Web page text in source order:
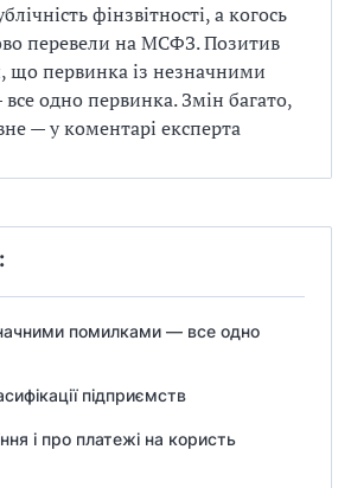
фінзвітності, а когось
перевели на МСФЗ. Позитив
що первинка із незначними
одно первинка. Змін багато,
— у коментарі експерта
помилками — все одно
підприємств
і про платежі на користь